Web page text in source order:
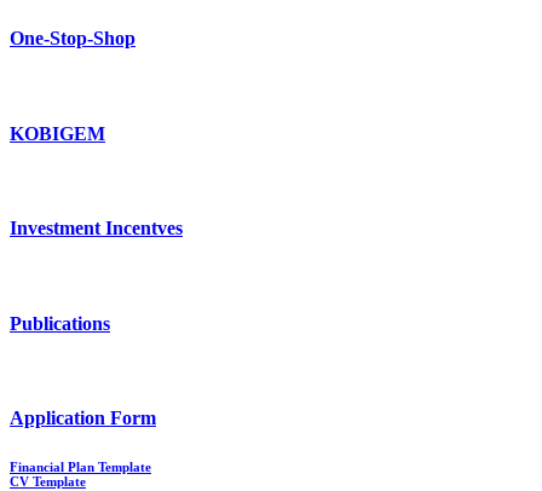
One-Stop-Shop
KOBIGEM
Investment Incentves
Publications
Application Form
Financial Plan Template
CV Template